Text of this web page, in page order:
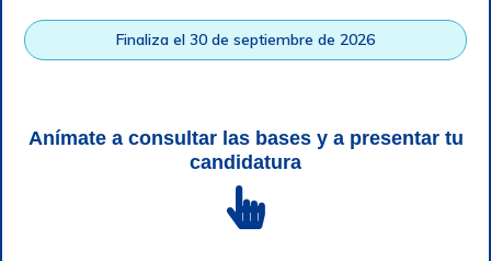
grabación telefónica
| SGSI |
Login
Autoridad Portuaria de Tarragona © Todos los derechos
Finaliza el 30 de septiembre de 2026
Anímate a consultar las bases y a presentar tu
candidatura